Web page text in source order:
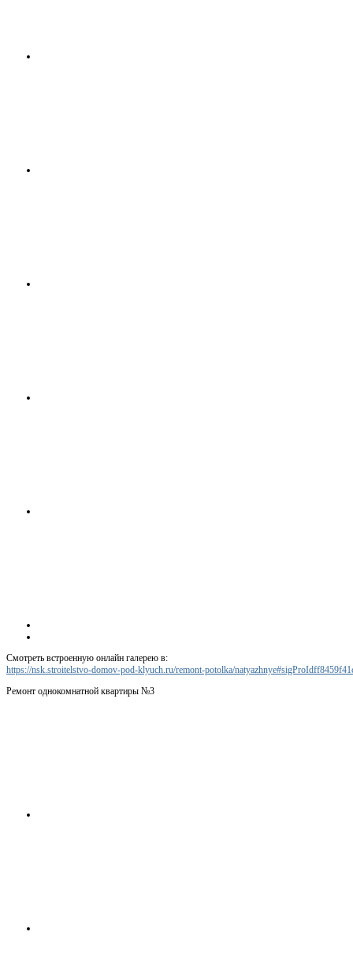
Смотреть встроенную онлайн галерею в:
https://nsk.stroitelstvo-domov-pod-klyuch.ru/remont-potolka/
Ремонт однокомнатной квартиры №3